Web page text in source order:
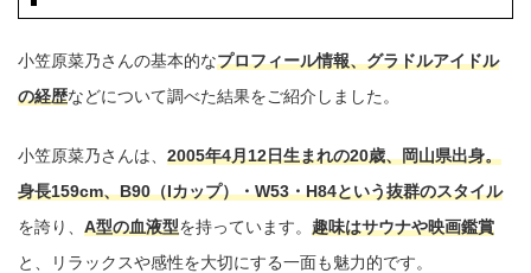
小笠原菜乃さんの基本的なプロフィール情報、グラドルアイドル
の経歴などについて調べた結果をご紹介しました。
小笠原菜乃さんは、 2005年4月12日生まれの20歳、岡山県出身。
身長159cm、B90（Iカップ）・W53・H84という抜群のスタイル
を誇り、 A型の血液型を持っています。 趣味はサウナや映画鑑賞
と、リラックスや感性を大切にする一面も魅力的です。